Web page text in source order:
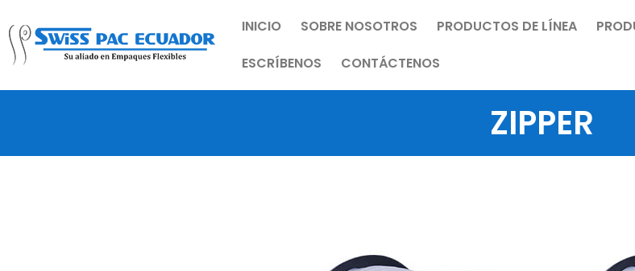
INICIO SOBRE NOSOTROS PRODUCTOS DE LÍNEA
ESCRÍBENOS
CONTÁCTENOS
ZIPPER